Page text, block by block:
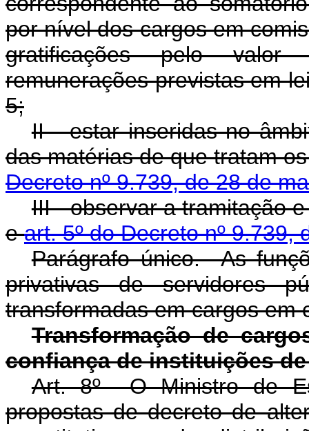
por nível dos cargos em
gratificações pelo valor
remunerações previstas em
5;
II - estar inseridas no
das matérias de que tratam
Decreto nº 9.739, de 28 de
III - observar a tramitação
eart. 5º do Decreto nº 9.739,
Parágrafo único. As
privativas de servidores
transformadas em cargos em
Transformação de
confiança de instituições
Art. 8º O Ministro de
propostas de decreto de